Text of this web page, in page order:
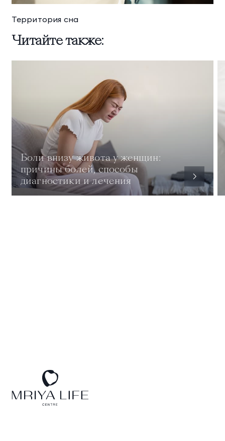
Территория сна
Читайте также:
Боли внизу живота у женщин:
причины болей, способы
диагностики и лечения